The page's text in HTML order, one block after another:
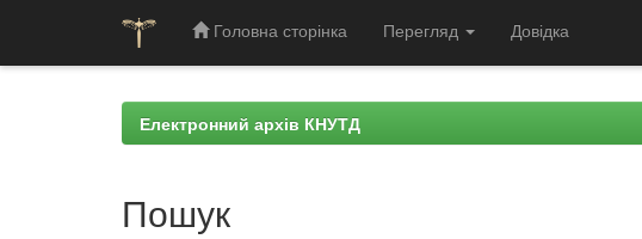
Головна сторінка Перегляд Довідка
Електронний архів КНУТД
Пошук